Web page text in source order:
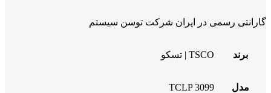
گارانتی رسمی در ایران شرکت توسن سیستم
برند TSCO | تسکو
مدل TCLP 3099